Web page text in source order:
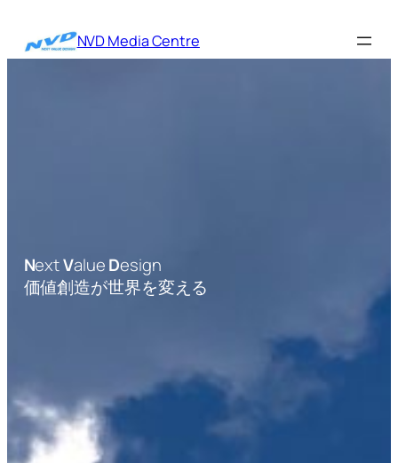
を
NVD Media Centre
NextValueDesign
価値創造が世界を変える